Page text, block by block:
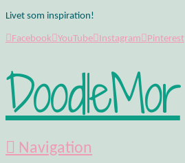
Livet som inspiration!
Facebook YouTube Instagram Pinterest
DoodleMor
Navigation